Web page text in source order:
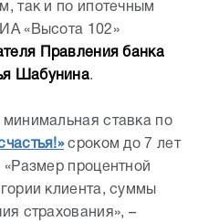
так и по ипотечным
«Высота 102»
Правления банка
Шабунина.
ставка по
сроком до 7 лет
процентной
клиента, суммы
страхования», –